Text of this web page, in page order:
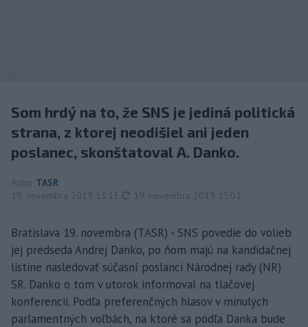
Som hrdý na to, že SNS je jediná politická
strana, z ktorej neodišiel ani jeden
poslanec, skonštatoval A. Danko.
Autor TASR
19. novembra 2019 13:13
aktualizované
19. novembra 2019 15:01
Bratislava 19. novembra (TASR) - SNS povedie do volieb
jej predseda Andrej Danko, po ňom majú na kandidačnej
listine nasledovať súčasní poslanci Národnej rady (NR)
SR. Danko o tom v utorok informoval na tlačovej
konferencii. Podľa preferenčných hlasov v minulých
parlamentných voľbách, na ktoré sa podľa Danka bude